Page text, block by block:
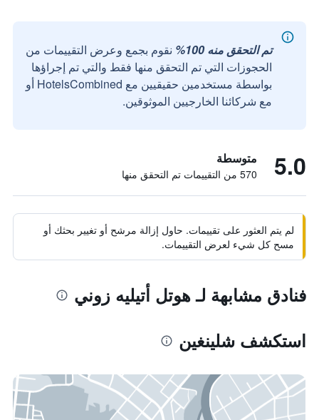
تم التحقق منه 100%
نقوم بجمع وعرض التقييمات من
الحجوزات التي تم التحقق منها فقط والتي تم إجراؤها
بواسطة مستخدمين حقيقيين مع HotelsCombined أو
مع شركائنا الخارجيين الموثوقين.
5.0 متوسطة
570 من التقييمات تم التحقق منها
لم يتم العثور على تقييمات. حاول إزالة مرشح أو تغيير بحثك أو
مسح كل شيء لعرض التقييمات.
فنادق مشابهة لـ هوتل أتيليه زوني
استكشف شلينغين